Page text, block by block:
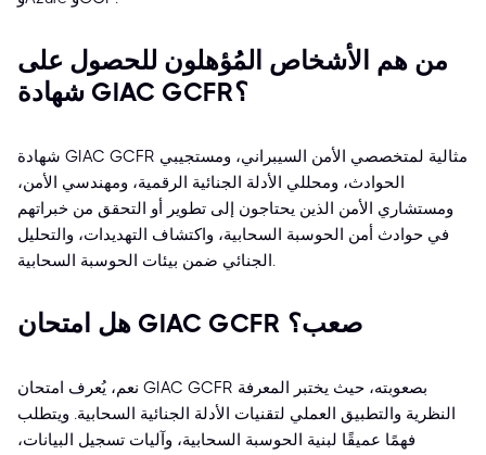
من هم الأشخاص المُؤهلون للحصول على
شهادة GIAC GCFR؟
شهادة GIAC GCFR مثالية لمتخصصي الأمن السيبراني، ومستجيبي
الحوادث، ومحللي الأدلة الجنائية الرقمية، ومهندسي الأمن،
ومستشاري الأمن الذين يحتاجون إلى تطوير أو التحقق من خبراتهم
في حوادث أمن الحوسبة السحابية، واكتشاف التهديدات، والتحليل
الجنائي ضمن بيئات الحوسبة السحابية.
هل امتحان GIAC GCFR صعب؟
نعم، يُعرف امتحان GIAC GCFR بصعوبته، حيث يختبر المعرفة
النظرية والتطبيق العملي لتقنيات الأدلة الجنائية السحابية. ويتطلب
فهمًا عميقًا لبنية الحوسبة السحابية، وآليات تسجيل البيانات،